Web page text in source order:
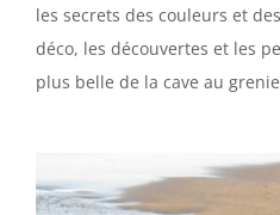
les secrets des couleurs et
déco, les découvertes et les
plus belle de la cave au